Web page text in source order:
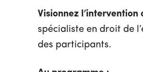
Visionnez
spécialiste en droit de
des participants.